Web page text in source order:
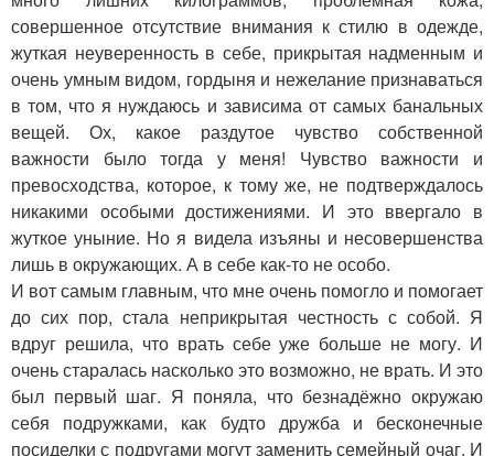
совершенное отсутствие внимания к стилю в одежде,
жуткая неуверенность в себе, прикрытая надменным и
очень умным видом, гордыня и нежелание признаваться
в том, что я нуждаюсь и зависима от самых банальных
вещей. Ох, какое раздутое чувство собственной
важности было тогда у меня! Чувство важности и
превосходства, которое, к тому же, не подтверждалось
никакими особыми достижениями. И это ввергало в
жуткое уныние. Но я видела изъяны и несовершенства
лишь в окружающих. А в себе как-то не особо.
И вот самым главным, что мне очень помогло и помогает
до сих пор, стала неприкрытая честность с собой. Я
вдруг решила, что врать себе уже больше не могу. И
очень старалась насколько это возможно, не врать. И это
был первый шаг. Я поняла, что безнадёжно окружаю
себя подружками, как будто дружба и бесконечные
посиделки с подругами могут заменить семейный очаг. И